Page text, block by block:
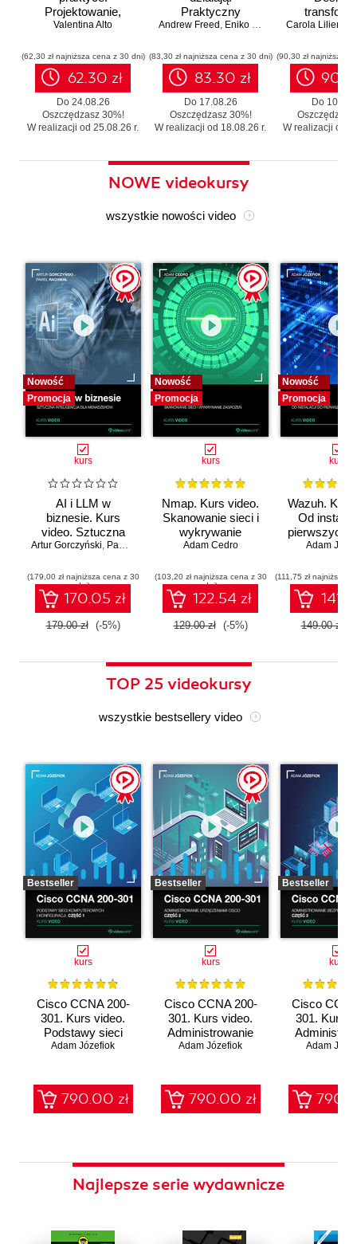
Projektowanie,
wdrażanie i
autonomicznych
systemów
Valentina Alto
(62,30 zł najniższa cena z 30 dni)
62.30 zł
Do 24.08.26
Oszczędzasz 30%!
W realizacji od 25.08.26 r.
Praktyczny
przewodnik po
sztucznej
inteligencji
Andrew Freed , Eniko Rozsa Cari Jacobs
(83,30 zł najniższa cena z 30 dni)
83.30 zł
Do 17.08.26
Oszczędzasz 30%!
W realizacji od 18.08.26 r.
legacy
zbędnego
Carola Lilienthal
(90,30 zł najniższa
Do
Oszczędzasz
W realizacji od
NOWE videokursy
wszystkie nowości video
Nowość
Promocja
kurs
AI i LLM w
biznesie. Kurs
video. Sztuczna
inteligencja dla
Artur Gorczyński Paweł Rachwał
(179,00 zł najniższa cena z 30
dni)
170.05 zł
179.00 zł (-5%)
Nowość
Promocja
kurs
Nmap. Kurs video.
Skanowanie sieci i
wykrywanie
zagrożeń
Adam Cedro
(103,20 zł najniższa cena z 30
dni)
122.54 zł
129.00 zł (-5%)
Nowość
Promocja
kurs
Wazuh. Kurs
Od
pierwszych
Adam
(111,75 zł najniższa
149.00 zł
TOP 25 videokursy
wszystkie bestsellery video
Bestseller
kurs
Cisco CCNA 200-
301. Kurs video.
Podstawy sieci
komputerowych i
Adam Józefiok
790.00 zł
Bestseller
kurs
Cisco CCNA 200-
301. Kurs video.
Administrowanie
urządzeniami Cisco
Adam Józefiok
790.00 zł
Bestseller
kurs
Cisco
301. Kurs
Adam
Najlepsze serie wydawnicze